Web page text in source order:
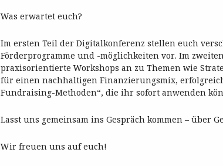
Was erwartet euch?
Im ersten Teil der Digitalkonferenz stellen euch
Förderprogramme und -möglichkeiten vor. Im
praxisorientierte Workshops an zu Themen wie
für einen nachhaltigen Finanzierungsmix,
Fundraising-Methoden“, die ihr sofort anwenden
Lasst uns gemeinsam ins Gespräch kommen – über
Wir freuen uns auf euch!